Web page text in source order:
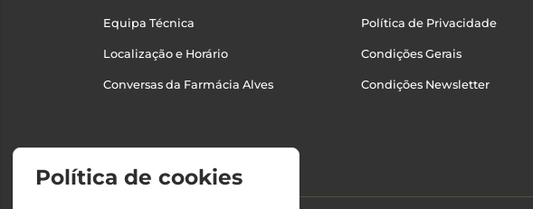
Equipa Técnica
Localização e Horário
Conversas da Farmácia Alves
Política de Privacidade
Condições Gerais
Condições Newsletter
Política de cookies